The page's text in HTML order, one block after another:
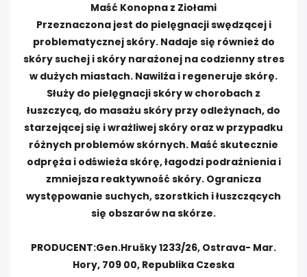
Maść Konopna z Ziołami
Przeznaczona jest do pielęgnacji swędzącej i
problematycznej skóry. Nadaje się również do
skóry suchej i skóry narażonej na codzienny stres
w dużych miastach. Nawilża i regeneruje skórę.
Służy do pielęgnacji skóry w chorobach z
łuszczycą, do masażu skóry przy odleżynach, do
starzejącej się i wrażliwej skóry oraz w przypadku
różnych problemów skórnych. Maść skutecznie
odpręża i odświeża skórę, łagodzi podrażnienia i
zmniejsza reaktywność skóry. Ogranicza
występowanie suchych, szorstkich i łuszczących
się obszarów na skórze.
PRODUCENT:Gen.Hrušky 1233/26, Ostrava- Mar.
Hory, 709 00, Republika Czeska